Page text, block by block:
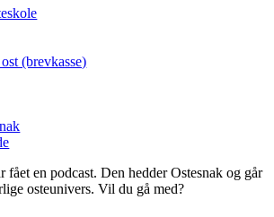
(brevkasse)
fået en podcast. Den hedder Ostesnak og går
osteunivers. Vil du gå med?